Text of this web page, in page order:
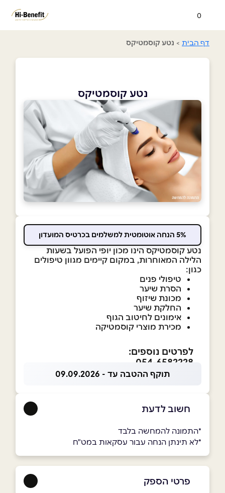
0
דף הבית > נטע קוסמטיקס
נטע קוסמטיקס
5% הנחה אוטומטית למשלמים בכרטיס המועדון
נטע קוסמטיקס הינו מכון יופי הפועל בשעות
הלילה המאוחרות, במקום קיימים מגוון טיפולים
כגון:
טיפולי פנים
הסרת שיער
מכונת שיזוף
החלקת שיער
אימונים לחיטוב הגוף
מכירת מוצרי קוסמטיקה
לפרטים נוספים:
תוקף ההטבה עד - 09.09.2026
חשוב לדעת
*התמונה להמחשה בלבד
*לא תינתן הנחה עבור עסקאות במט"ח
פרטי הספק